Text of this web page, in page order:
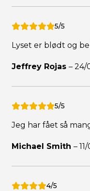
5/5
Lyset er blødt og
Jeffrey Rojas – 24/
5/5
Jeg har fået så
Michael Smith –
4/5